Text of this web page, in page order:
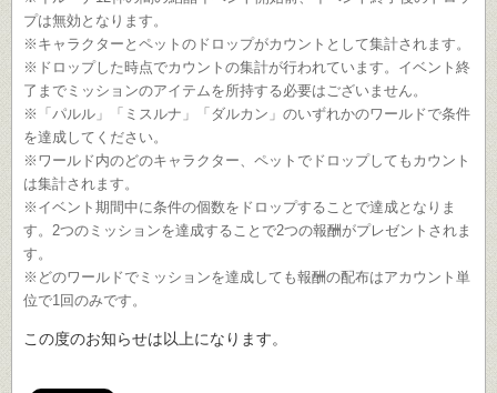
プは無効となります。
※キャラクターとペットのドロップがカウントとして集計されます。
※ドロップした時点でカウントの集計が行われています。イベント終
了までミッションのアイテムを所持する必要はございません。
※「パルル」「ミスルナ」「ダルカン」のいずれかのワールドで条件
を達成してください。
※ワールド内のどのキャラクター、ペットでドロップしてもカウント
は集計されます。
※イベント期間中に条件の個数をドロップすることで達成となりま
す。2つのミッションを達成することで2つの報酬がプレゼントされま
す。
※どのワールドでミッションを達成しても報酬の配布はアカウント単
位で1回のみです。
この度のお知らせは以上になります。